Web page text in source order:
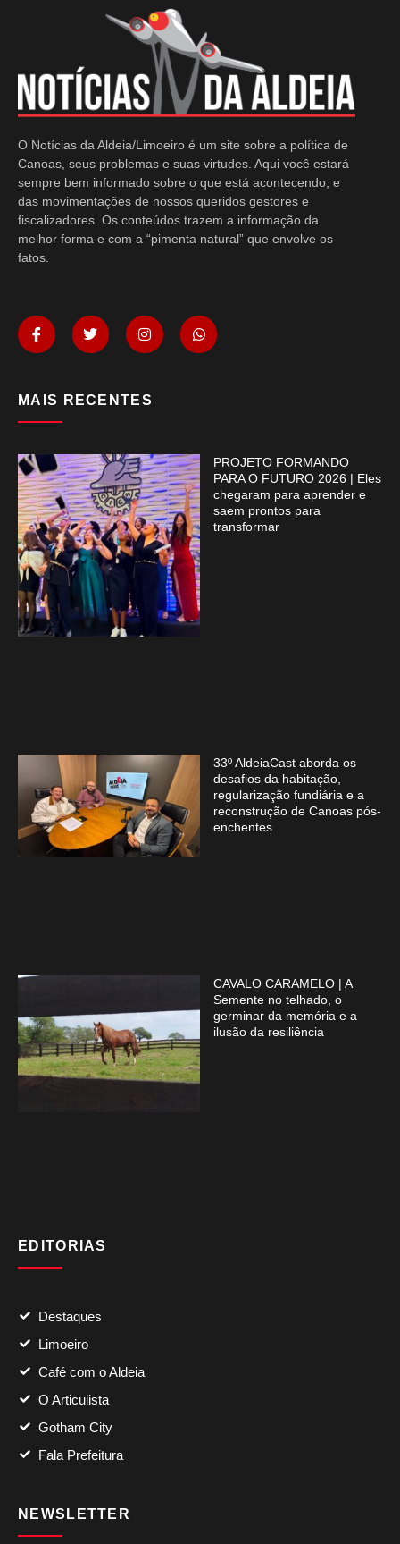
O Notícias da Aldeia/Limoeiro é um site sobre a política de
Canoas, seus problemas e suas virtudes. Aqui você estará
sempre bem informado sobre o que está acontecendo, e
das movimentações de nossos queridos gestores e
fiscalizadores. Os conteúdos trazem a informação da
melhor forma e com a “pimenta natural” que envolve os
fatos.
MAIS RECENTES
PROJETO FORMANDO
PARA O FUTURO 2026 | Eles
chegaram para aprender e
saem prontos para
transformar
33º AldeiaCast aborda os
desafios da habitação,
regularização fundiária e a
reconstrução de Canoas pós-
enchentes
CAVALO CARAMELO | A
Semente no telhado, o
germinar da memória e a
ilusão da resiliência
EDITORIAS
Destaques
Limoeiro
Café com o Aldeia
O Articulista
Gotham City
Fala Prefeitura
NEWSLETTER